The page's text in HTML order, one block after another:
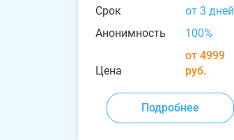
Срок
от 3 дней
Анонимность
100%
Цена
от 4999
руб.
Подробнее